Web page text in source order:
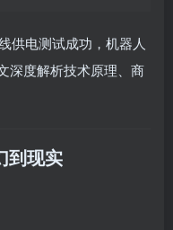
供电测试成功，机器人
深度解析技术原理、商
到现实